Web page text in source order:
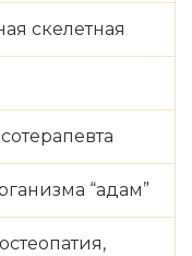
скелетная
“адам”